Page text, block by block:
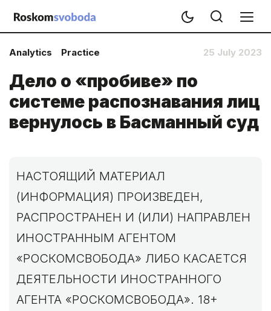
Analytics Practice 25 July 2023
Дело о «пробиве» по
системе распознавания лиц
вернулось в Басманный суд
НАСТОЯЩИЙ МАТЕРИАЛ
(ИНФОРМАЦИЯ) ПРОИЗВЕДЕН,
РАСПРОСТРАНЕН И (ИЛИ) НАПРАВЛЕН
ИНОСТРАННЫМ АГЕНТОМ
«РОСКОМСВОБОДА» ЛИБО КАСАЕТСЯ
ДЕЯТЕЛЬНОСТИ ИНОСТРАННОГО
АГЕНТА «РОСКОМСВОБОДА». 18+